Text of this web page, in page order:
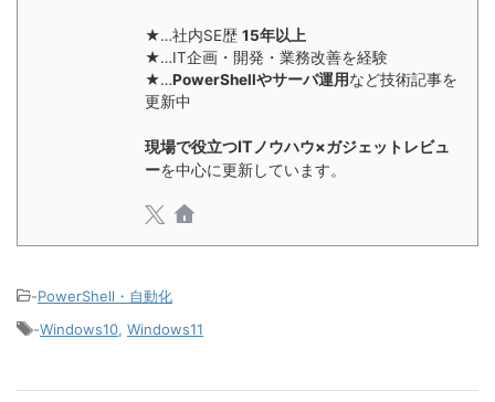
★…社内SE歴 15年以上
★…IT企画・開発・業務改善を経験
★…PowerShellやサーバ運用など技術記事を
更新中
現場で役立つITノウハウ×ガジェットレビュ
ーを中心に更新しています。
-PowerShell・自動化
-Windows10, Windows11